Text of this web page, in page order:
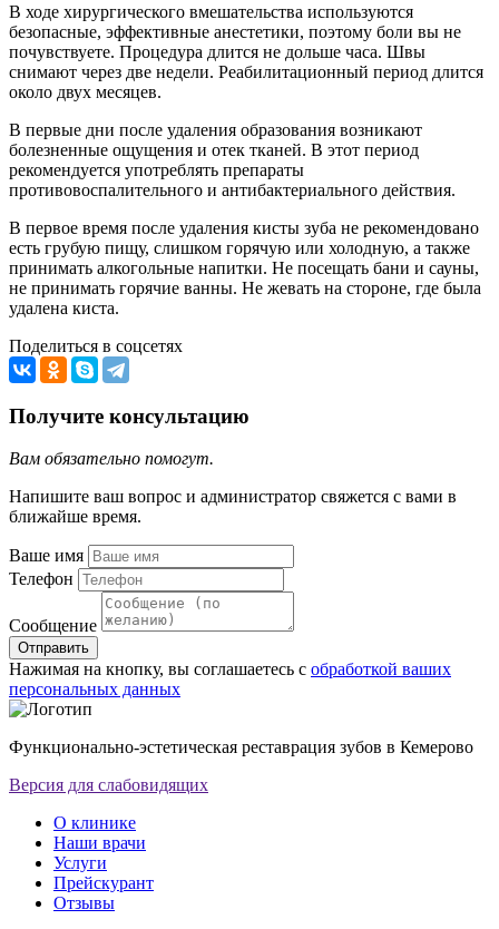
В ходе хирургического вмешательства используются
безопасные, эффективные анестетики, поэтому боли вы не
почувствуете. Процедура длится не дольше часа. Швы
снимают через две недели. Реабилитационный период длится
около двух месяцев.
В первые дни после удаления образования возникают
болезненные ощущения и отек тканей. В этот период
рекомендуется употреблять препараты
противовоспалительного и антибактериального действия.
В первое время после удаления кисты зуба не рекомендовано
есть грубую пищу, слишком горячую или холодную, а также
принимать алкогольные напитки. Не посещать бани и сауны,
не принимать горячие ванны. Не жевать на стороне, где была
удалена киста.
Поделиться в соцсетях
Получите консультацию
Вам обязательно помогут.
Напишите ваш вопрос и администратор свяжется с вами в
ближайше время.
Ваше имя
Телефон
Сообщение
Отправить
Нажимая на кнопку, вы соглашаетесь с обработкой ваших
персональных данных
Функционально-эстетическая реставрация зубов в Кемерово
Версия для слабовидящих
О клинике
Наши врачи
Услуги
Прейскурант
Отзывы